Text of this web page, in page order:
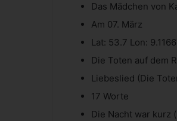
Das Mädchen von
Am 07. März
Lat: 53.7 Lon:
Die Toten auf dem
Liebeslied (Die
17 Worte
Die Nacht war kurz